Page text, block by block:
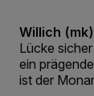
Willich (mk)
Lücke
ein
ist der
Kennungen
Tracking-
verarbeiten
Zwecke.
Anzeigen
dieses Menü